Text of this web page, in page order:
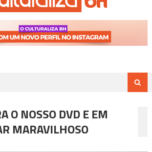
O NOSSO DVD E EM
MARAVILHOSO